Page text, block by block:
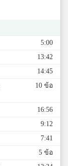
5:00
13:42
14:45
10 ข้อ
16:56
9:12
7:41
5 ข้อ